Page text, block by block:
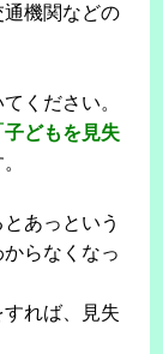
機関などの
ください。
どもを見失
あっという
らなくなっ
れば、見失